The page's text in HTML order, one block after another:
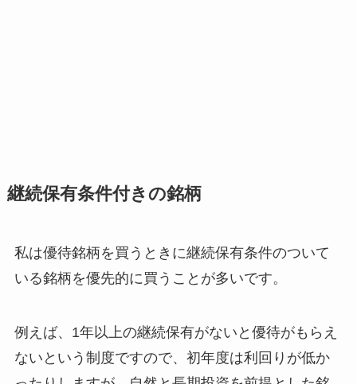
継続保有条件付きの銘柄
私は優待銘柄を買うときに継続保有条件のついて
いる銘柄を優先的に買うことが多いです。
例えば、1年以上の継続保有がないと優待がもらえ
ないという制度ですので、初年度は利回りが低か